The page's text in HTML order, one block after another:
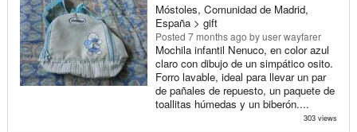
Móstoles, Comunidad de Madrid,
España > gift
Posted 7 months ago by user wayfarer
Mochila infantil Nenuco, en color azul
claro con dibujo de un simpático osito.
Forro lavable, ideal para llevar un par
de pañales de repuesto, un paquete de
toallitas húmedas y un biberón....
303 views